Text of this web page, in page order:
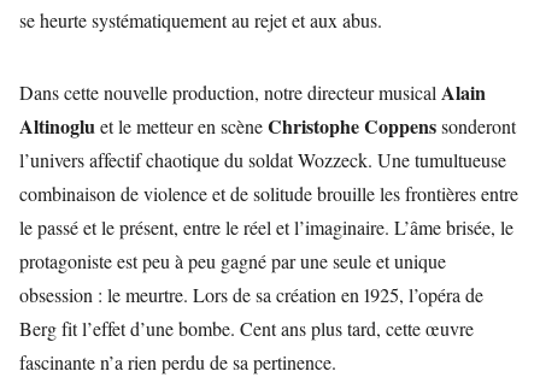
se heurte systématiquement au rejet et aux abus.
Dans cette nouvelle production, notre directeur musical Alain
Altinogluet le metteur en scèneChristophe Coppenssonderont
l’univers affectif chaotique du soldat Wozzeck. Une tumultueuse
combinaison de violence et de solitude brouille les frontières entre
le passé et le présent, entre le réel et l’imaginaire. L’âme brisée, le
protagoniste est peu à peu gagné par une seule et unique
obsession : le meurtre. Lors de sa création en 1925, l’opéra de
Berg fit l’effet d’une bombe. Cent ans plus tard, cette œuvre
fascinante n’a rien perdu de sa pertinence.